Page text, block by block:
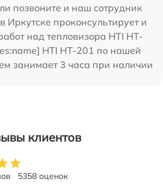
позвоните и наш сотрудник
Иркутске проконсультирует и
над тепловизора HTI HT-
HTI HT-201 по нашей
занимает 3 часа при наличии
клиентов
5358 оценок